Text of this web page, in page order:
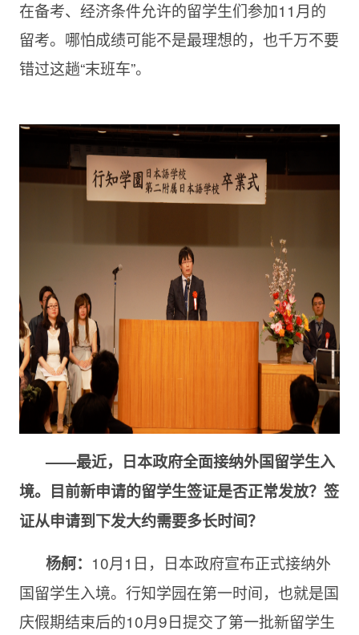
在备考、经济条件允许的留学生们参加11月的
留考。哪怕成绩可能不是最理想的，也千万不要
错过这趟“末班车”。
——最近，日本政府全面接纳外国留学生入
境。目前新申请的留学生签证是否正常发放？签
证从申请到下发大约需要多长时间？
杨舸： 10月1日，日本政府宣布正式接纳外
国留学生入境。行知学园在第一时间，也就是国
庆假期结束后的10月9日提交了第一批新留学生